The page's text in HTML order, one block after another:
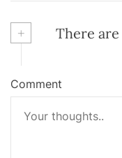
+ There
Comment